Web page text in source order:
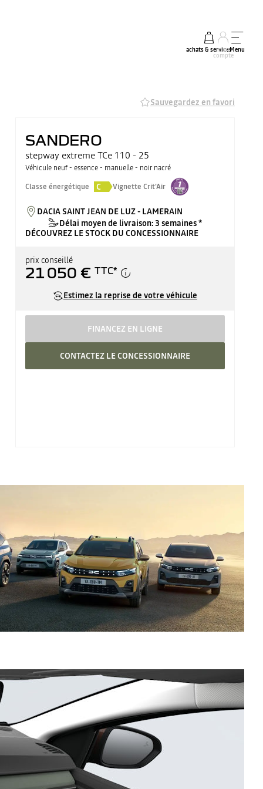
achats & services
mon
compte
Menu
Sauvegardez en favori
SANDERO
stepway extreme TCe 110 - 25
Véhicule neuf - essence - manuelle - noir nacré
Classe énergétique
C Vignette Crit'Air
DACIA SAINT JEAN DE LUZ - LAMERAIN
Délai moyen de livraison: 3 semaines *
DÉCOUVREZ LE STOCK DU CONCESSIONNAIRE
prix conseillé
21 050 € TTC*
Estimez la reprise de votre véhicule
FINANCEZ EN LIGNE
CONTACTEZ LE CONCESSIONNAIRE